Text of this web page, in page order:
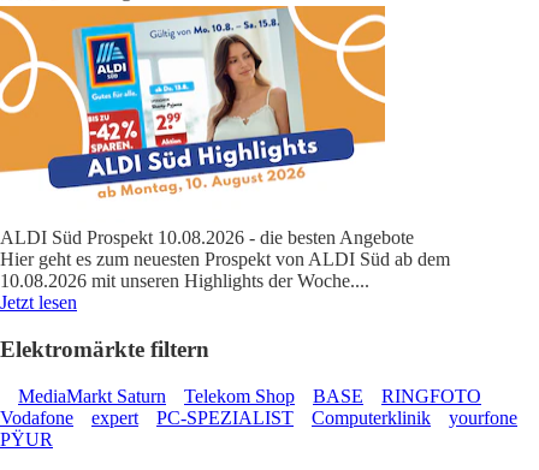
ALDI Süd Prospekt 10.08.2026 - die besten Angebote
Hier geht es zum neuesten Prospekt von ALDI Süd ab dem
10.08.2026 mit unseren Highlights der Woche....
Jetzt lesen
Elektromärkte filtern
MediaMarkt Saturn Telekom Shop BASE
RINGFOTO
Vodafone
expert PC-SPEZIALIST Computerklinik
yourfone
PŸUR